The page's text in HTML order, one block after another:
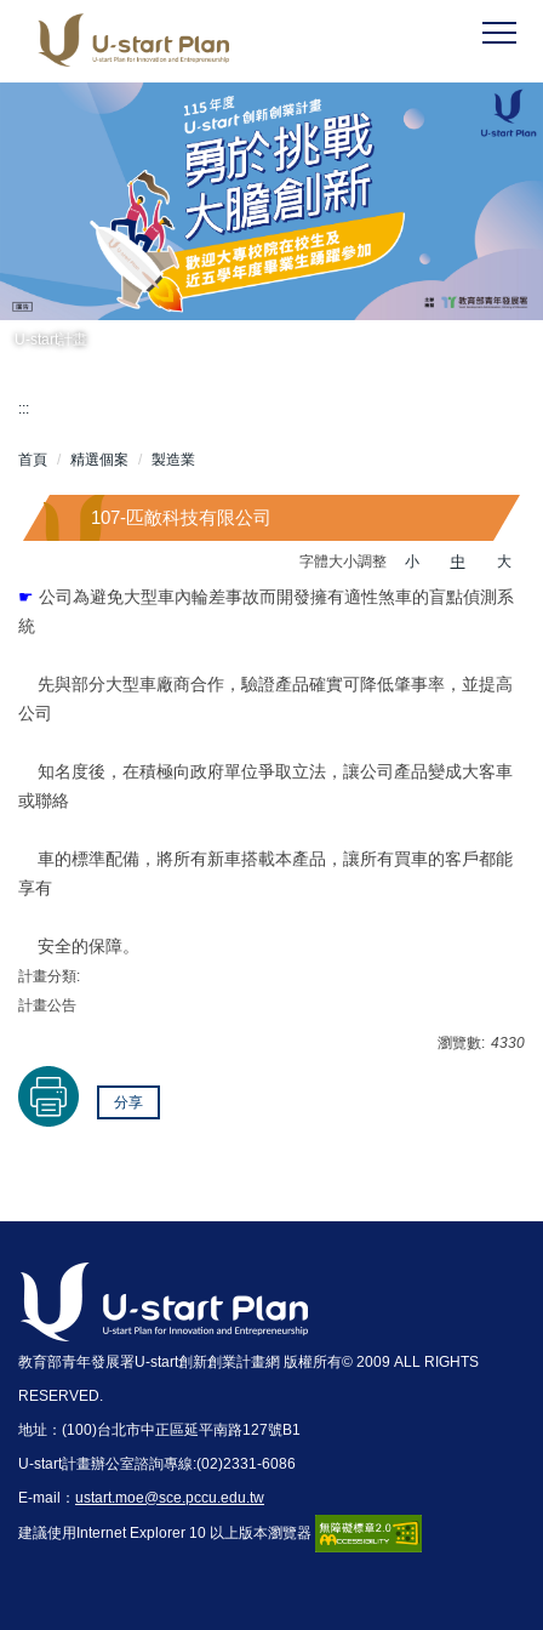
U-start計畫
:::
首頁 精選個案 製造業
107-匹敵科技有限公司
字體大小調整 小 中 大
☛ 公司為避免大型車內輪差事故而開發擁有適性煞車的盲點偵測系
統
先與部分大型車廠商合作，驗證產品確實可降低肇事率，並提高
公司
知名度後，在積極向政府單位爭取立法，讓公司產品變成大客車
或聯絡
車的標準配備，將所有新車搭載本產品，讓所有買車的客戶都能
享有
安全的保障。
計畫分類:
計畫公告
瀏覽數: 4330
分享
教育部青年發展署U-start創新創業計畫網 版權所有© 2009 ALL RIGHTS
RESERVED.
地址：(100)台北市中正區延平南路127號B1
U-start計畫辦公室諮詢專線:(02)2331-6086
E-mail： ustart.moe@sce.pccu.edu.tw
建議使用Internet Explorer 10 以上版本瀏覽器